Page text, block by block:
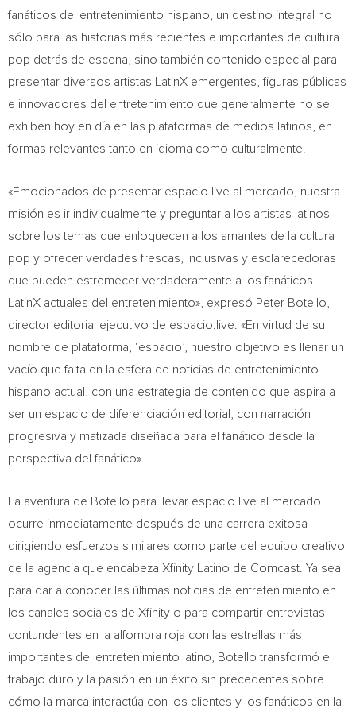
fanáticos del entretenimiento hispano, un destino integral no
sólo para las historias más recientes e importantes de cultura
pop detrás de escena, sino también contenido especial para
presentar diversos artistas LatinX emergentes, figuras públicas
e innovadores del entretenimiento que generalmente no se
exhiben hoy en día en las plataformas de medios latinos, en
formas relevantes tanto en idioma como culturalmente.
«Emocionados de presentar espacio.live al mercado, nuestra
misión es ir individualmente y preguntar a los artistas latinos
sobre los temas que enloquecen a los amantes de la cultura
pop y ofrecer verdades frescas, inclusivas y esclarecedoras
que pueden estremecer verdaderamente a los fanáticos
LatinX actuales del entretenimiento», expresó Peter Botello
director editorial ejecutivo de espacio.live. «En virtud de su
nombre de plataforma, ‘espacio’, nuestro objetivo es llenar un
vacío que falta en la esfera de noticias de entretenimiento
hispano actual, con una estrategia de contenido que aspira a
ser un espacio de diferenciación editorial, con narración
progresiva y matizada diseñada para el fanático desde la
perspectiva del fanático».
La aventura de Botello para llevar espacio.live al mercado
ocurre inmediatamente después de una carrera exitosa
dirigiendo esfuerzos similares como parte del equipo creativo
de la agencia que encabeza Xfinity Latino de Comcast. Ya sea
para dar a conocer las últimas noticias de entretenimiento en
los canales sociales de Xfinity o para compartir entrevistas
contundentes en la alfombra roja con las estrellas más
importantes del entretenimiento latino, Botello transformó el
trabajo duro y la pasión en un éxito sin precedentes sobre
cómo la marca interactúa con los clientes y los fanáticos en la